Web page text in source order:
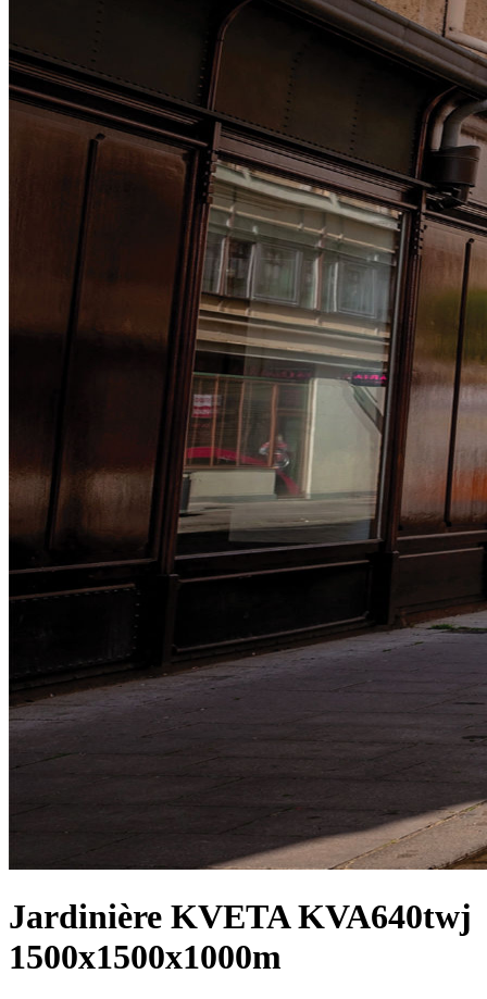
Jardinière KVETA KVA640twj
1500x1500x1000m